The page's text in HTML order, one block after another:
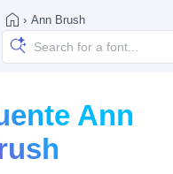
› Ann Brush
Ann